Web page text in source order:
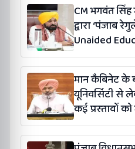
CM भगवंत सिंह
द्वारा
Unaided
(संशोधन)
मान कैबिनेट के
यूनिवर्सिटी से
कई प्रस्तावों